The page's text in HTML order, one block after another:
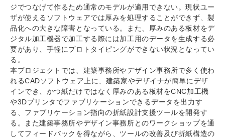
ジでつなげて作るため通常のモデルが適用できない。現状ユー
ザが使えるソフトウェアでは厚みを処理することができず、製
品化への大きな障害となっている。また、厚みのある板材をデ
ジタル加工機器で加工する際には加工用のデータを生成する必
要があり、手軽にプロトタイピングができない状況となってい
る。
本プロジェクトでは、建築事務所やデザイン事務所で多く使わ
れるCADソフトウェア上に、建築家やデザイナが簡単にデザ
インでき、かつ紙だけではなく厚みのある板材をCNC加工機
や3Dプリンタでファブリケーションできるデータを出力す
る、ファブリケーション指向の折紙設計支援ツールを開発す
る。また建築事務所やデザイン事務所とのワークショップを通
してフィードバックを得ながら、ツールの改善及び折紙構造の